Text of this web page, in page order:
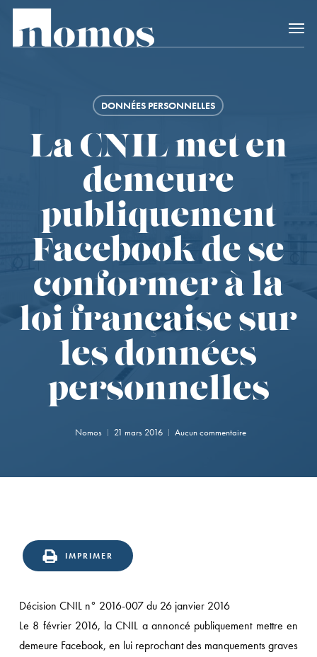
Skip
main
Accès rapide
DONNÉES PERSONNELLES
La CNIL met en
demeure
publiquement
Facebook de se
conformer à la
loi française sur
les données
personnelles
Nomos 21 mars 2016 Aucun commentaire
IMPRIMER
Décision CNIL n° 2016-007 du 26 janvier 2016
Le 8 février 2016, la CNIL a annoncé publiquement mettre en
demeure Facebook, en lui reprochant des manquements graves